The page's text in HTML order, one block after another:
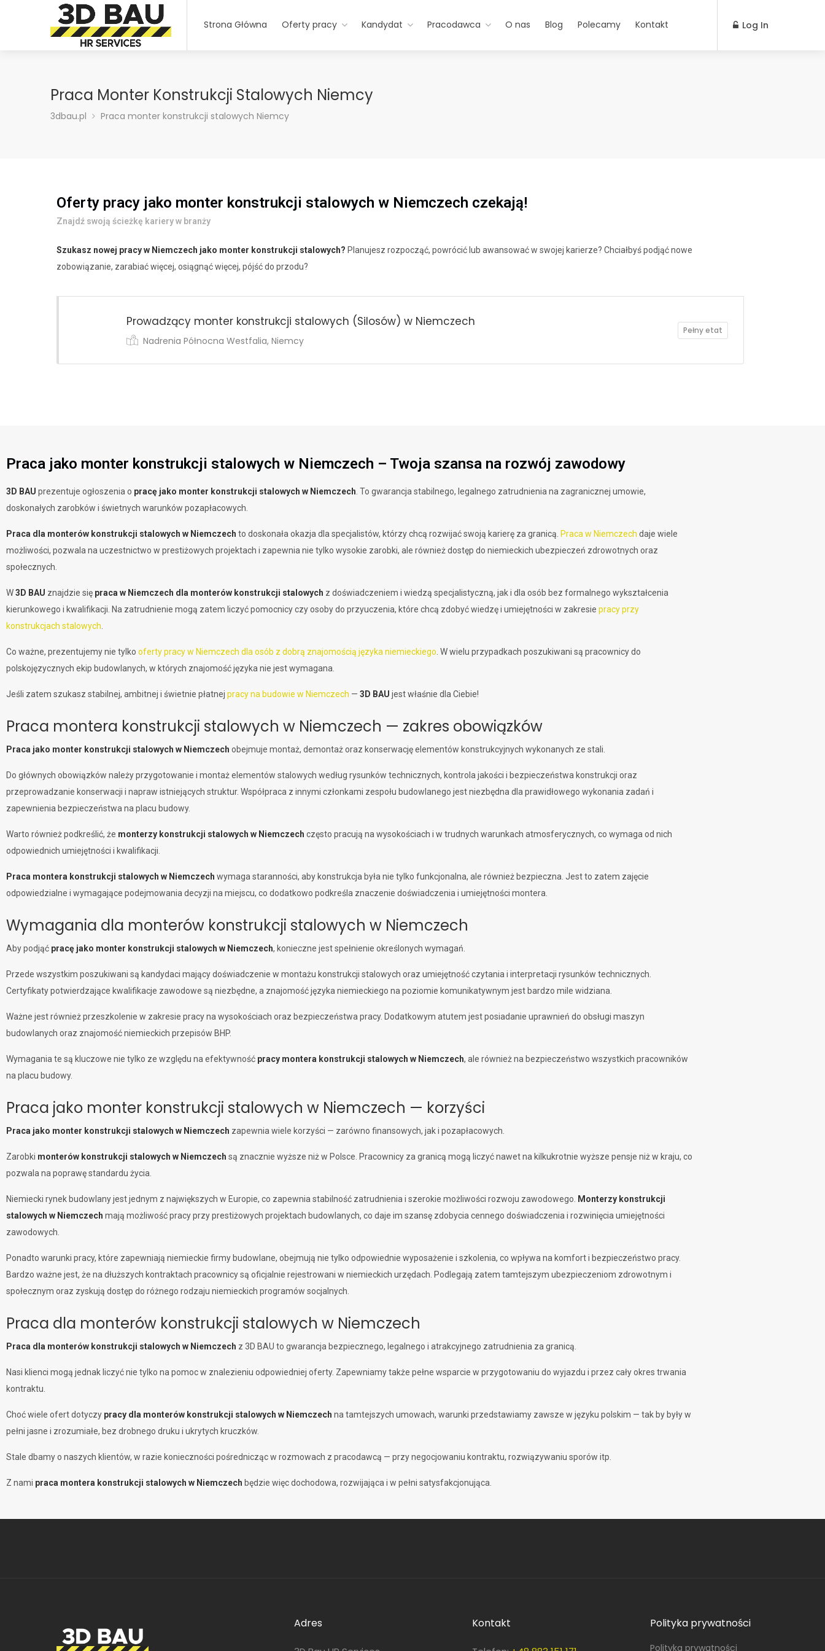
Strona Główna Oferty pracy Kandydat Pracodawca O nas Blog Polecamy Kontakt Log In
Praca Monter Konstrukcji Stalowych Niemcy
3dbau.pl Praca monter konstrukcji stalowych Niemcy
Oferty pracy jako monter konstrukcji stalowych w Niemczech czekają!
Znajdź swoją ścieżkę kariery w branży
Szukasz nowej pracy w Niemczech jako monter konstrukcji stalowych? Planujesz rozpocząć, powrócić lub awansować w swojej karierze? Chciałbyś podjąć nowe
zobowiązanie, zarabiać więcej, osiągnąć więcej, pójść do przodu?
Prowadzący monter konstrukcji stalowych (Silosów) w Niemczech
Pełny etat
Nadrenia Północna Westfalia, Niemcy
Praca jako monter konstrukcji stalowych w Niemczech – Twoja szansa na rozwój zawodowy
3D BAU prezentuje ogłoszenia o pracę jako monter konstrukcji stalowych w Niemczech . To gwarancja stabilnego, legalnego zatrudnienia na zagranicznej umowie,
doskonałych zarobków i świetnych warunków pozapłacowych.
Praca dla monterów konstrukcji stalowych w Niemczech to doskonała okazja dla specjalistów, którzy chcą rozwijać swoją karierę za granicą. Praca w Niemczech daje wiele
możliwości, pozwala na uczestnictwo w prestiżowych projektach i zapewnia nie tylko wysokie zarobki, ale również dostęp do niemieckich ubezpieczeń zdrowotnych oraz
społecznych.
W3D BAU znajdzie się praca w Niemczech dla monterów konstrukcji stalowych z doświadczeniem i wiedzą specjalistyczną, jak i dla osób bez formalnego wykształcenia
kierunkowego i kwalifikacji. Na zatrudnienie mogą zatem liczyć pomocnicy czy osoby do przyuczenia, które chcą zdobyć wiedzę i umiejętności w zakresie pracy przy
konstrukcjach stalowych
Co ważne, prezentujemy nie tylko oferty pracy w Niemczech dla osób z dobrą znajomością języka niemieckiego . W wielu przypadkach poszukiwani są pracownicy do
polskojęzycznych ekip budowlanych, w których znajomość języka nie jest wymagana.
Jeśli zatem szukasz stabilnej, ambitnej i świetnie płatnej pracy na budowie w Niemczech — 3D BAU jest właśnie dla Ciebie!
Praca montera konstrukcji stalowych w Niemczech — zakres obowiązków
Praca jako monter konstrukcji stalowych w Niemczech obejmuje montaż, demontaż oraz konserwację elementów konstrukcyjnych wykonanych ze stali.
Do głównych obowiązków należy przygotowanie i montaż elementów stalowych według rysunków technicznych, kontrola jakości i bezpieczeństwa konstrukcji oraz
przeprowadzanie konserwacji i napraw istniejących struktur. Współpraca z innymi członkami zespołu budowlanego jest niezbędna dla prawidłowego wykonania zadań i
zapewnienia bezpieczeństwa na placu budowy.
Warto również podkreślić, że monterzy konstrukcji stalowych w Niemczech często pracują na wysokościach i w trudnych warunkach atmosferycznych, co wymaga od nich
odpowiednich umiejętności i kwalifikacji.
Praca montera konstrukcji stalowych w Niemczech wymaga staranności, aby konstrukcja była nie tylko funkcjonalna, ale również bezpieczna. Jest to zatem zajęcie
odpowiedzialne i wymagające podejmowania decyzji na miejscu, co dodatkowo podkreśla znaczenie doświadczenia i umiejętności montera.
Wymagania dla monterów konstrukcji stalowych w Niemczech
Aby podjąć pracę jako monter konstrukcji stalowych w Niemczech, konieczne jest spełnienie określonych wymagań.
Przede wszystkim poszukiwani są kandydaci mający doświadczenie w montażu konstrukcji stalowych oraz umiejętność czytania i interpretacji rysunków technicznych.
Certyfikaty potwierdzające kwalifikacje zawodowe są niezbędne, a znajomość języka niemieckiego na poziomie komunikatywnym jest bardzo mile widziana.
Ważne jest również przeszkolenie w zakresie pracy na wysokościach oraz bezpieczeństwa pracy. Dodatkowym atutem jest posiadanie uprawnień do obsługi maszyn
budowlanych oraz znajomość niemieckich przepisów BHP.
Wymagania te są kluczowe nie tylko ze względu na efektywność pracy montera konstrukcji stalowych w Niemczech, ale również na bezpieczeństwo wszystkich pracowników
na placu budowy.
Praca jako monter konstrukcji stalowych w Niemczech — korzyści
Praca jako monter konstrukcji stalowych w Niemczech zapewnia wiele korzyści — zarówno finansowych, jak i pozapłacowych.
Zarobki monterów konstrukcji stalowych w Niemczech są znacznie wyższe niż w Polsce. Pracownicy za granicą mogą liczyć nawet na kilkukrotnie wyższe pensje niż w kraju, co
pozwala na poprawę standardu życia.
Niemiecki rynek budowlany jest jednym z największych w Europie, co zapewnia stabilność zatrudnienia i szerokie możliwości rozwoju zawodowego.
Monterzy konstrukcji
stalowych w Niemczech mają możliwość pracy przy prestiżowych projektach budowlanych, co daje im szansę zdobycia cennego doświadczenia i rozwinięcia umiejętności
zawodowych.
Ponadto warunki pracy, które zapewniają niemieckie firmy budowlane, obejmują nie tylko odpowiednie wyposażenie i szkolenia, co wpływa na komfort i bezpieczeństwo pracy.
Bardzo ważne jest, że na dłuższych kontraktach pracownicy są oficjalnie rejestrowani w niemieckich urzędach. Podlegają zatem tamtejszym ubezpieczeniom zdrowotnym i
społecznym oraz zyskują dostęp do różnego rodzaju niemieckich programów socjalnych.
Praca dla monterów konstrukcji stalowych w Niemczech
Praca dla monterów konstrukcji stalowych w Niemczech z 3D BAU to gwarancja bezpiecznego, legalnego i atrakcyjnego zatrudnienia za granicą.
Nasi klienci mogą jednak liczyć nie tylko na pomoc w znalezieniu odpowiedniej oferty. Zapewniamy także pełne wsparcie w przygotowaniu do wyjazdu i przez cały okres trwania
kontraktu.
Choć wiele ofert dotyczy pracy dla monterów konstrukcji stalowych w Niemczech na tamtejszych umowach, warunki przedstawiamy zawsze w języku polskim — tak by były w
pełni jasne i zrozumiałe, bez drobnego druku i ukrytych kruczków.
Stale dbamy o naszych klientów, w razie konieczności pośrednicząc w rozmowach z pracodawcą — przy negocjowaniu kontraktu, rozwiązywaniu sporów itp.
Z nami praca montera konstrukcji stalowych w Niemczech będzie więc dochodowa, rozwijająca i w pełni satysfakcjonująca.
Adres Kontakt Polityka prywatności
Polityka prywatności